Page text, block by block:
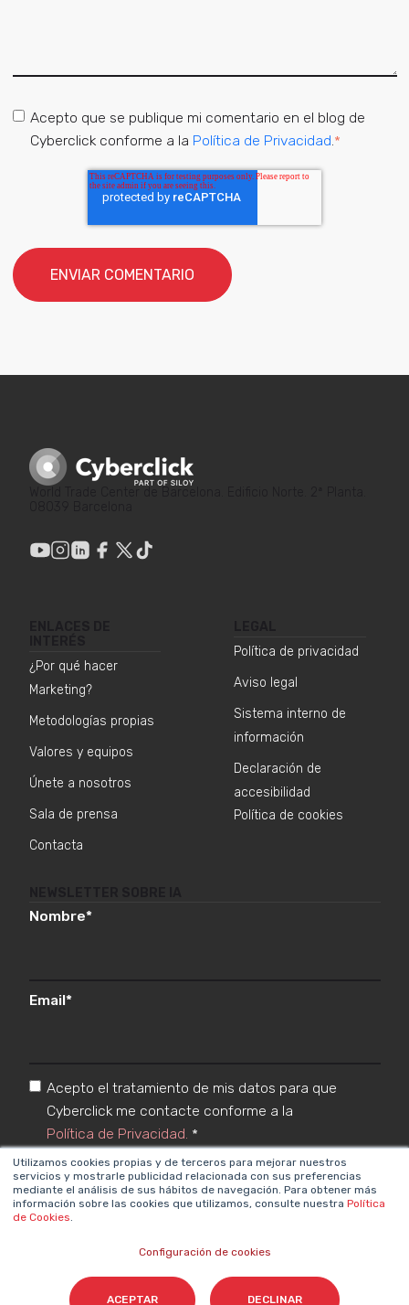
Utilizamos cookies propias y de terceros para mejorar nuestros
servicios y mostrarle publicidad relacionada con sus preferencias
mediante el análisis de sus hábitos de navegación. Para obtener más
información sobre las cookies que utilizamos, consulte nuestra Política
de Cookies.
Configuración de cookies
ACEPTAR DECLINAR
Acepto que se publique mi comentario en el blog de
Cyberclick conforme a la Política de Privacidad.*
¿Por qué hacer
Marketing?
Metodologías propias
Valores y equipos
Únete a nosotros
Sala de prensa
Contacta
Política de privacidad
Aviso legal
Sistema interno de
información
Declaración de
accesibilidad
Política de cookies
Nombre*
Email*
Acepto el tratamiento de mis datos para que
Cyberclick me contacte conforme a la
Política de Privacidad. *
Cyberclick @ 2026. Todos los derechos reservados